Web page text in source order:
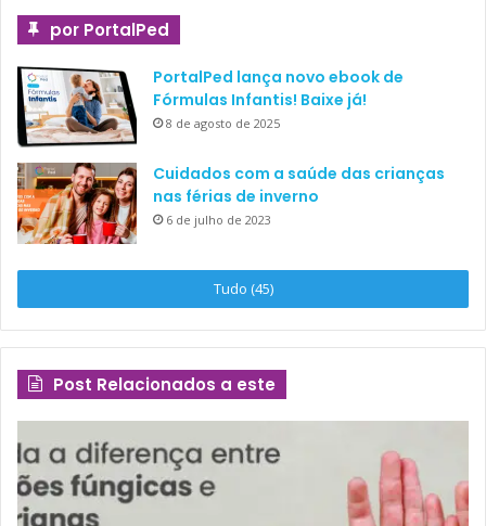
por PortalPed
PortalPed lança novo ebook de
Fórmulas Infantis! Baixe já!
8 de agosto de 2025
Cuidados com a saúde das crianças
nas férias de inverno
6 de julho de 2023
Tudo (45)
Post Relacionados a este